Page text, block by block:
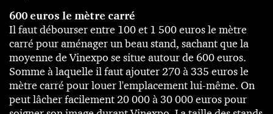
600 euros le mètre carré
Il faut débourser entre 100 et 1 500 euros le mètre
carré pour aménager un beau stand, sachant que la
moyenne de Vinexpo se situe autour de 600 euros.
Somme à laquelle il faut ajouter 270 à 335 euros le
mètre carré pour louer l'emplacement lui-même. On
peut lâcher facilement 20 000 à 30 000 euros pour